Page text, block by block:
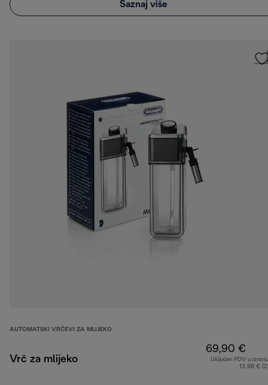
Saznaj više
AUTOMATSKI VRČEVI ZA MLIJEKO
Vrč za mlijeko
69,90 €
Uključen PDV u
13,98 €